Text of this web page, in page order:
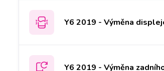
Y6 2019 - Výměna
Y6 2019 - Výměna